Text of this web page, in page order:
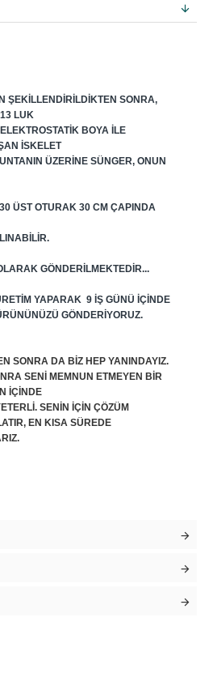
ŞEKILLENDIRILDIKTEN SONRA,
LUK
BOYA ILE
ISKELET
ÜZERINE SÜNGER, ONUN
ÜST OTURAK 30 CM ÇAPINDA
GÖNDERILMEKTEDIR...
YAPARAK 9 IŞ GÜNÜ IÇINDE
GÖNDERIYORUZ.
SONRA DA BIZ HEP YANINDAYIZ.
SENI MEMNUN ETMEYEN BIR
IÇINDE
SENIN IÇIN ÇÖZÜM
EN KISA SÜREDE